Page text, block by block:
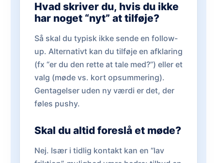
Hvad skriver du, hvis du ikke
har noget “nyt” at tilføje?
Så skal du typisk ikke sende en follow-
up. Alternativt kan du tilføje en afklaring
(fx “er du den rette at tale med?”) eller et
valg (møde vs. kort opsummering).
Gentagelser uden ny værdi er det, der
føles pushy.
Skal du altid foreslå et møde?
Nej. Især i tidlig kontakt kan en “lav